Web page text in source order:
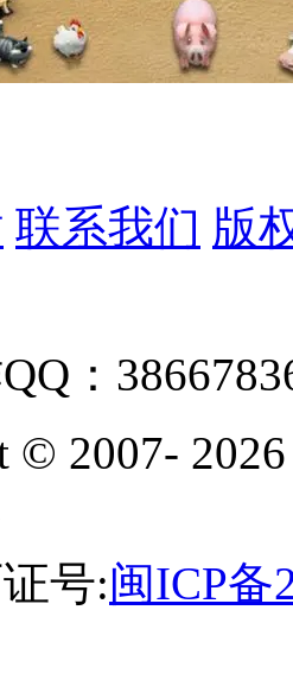
联系我们 版
：
© 2007-
号:闽ICP备